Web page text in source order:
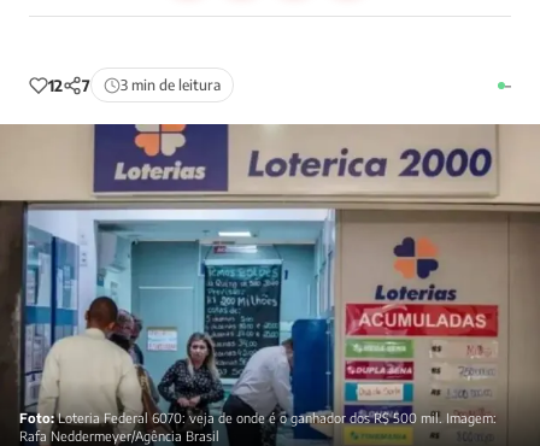
12 7 3 min de leitura –
Foto:Loteria Federal 6070: veja de onde é o ganhador dos R$ 500 mil. Imagem:
Rafa Neddermeyer/Agência Brasil